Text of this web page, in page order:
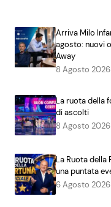
Arriva Milo
agosto: nuovi
Away
8 Agosto 2026
La ruota della
di ascolti
8 Agosto 2026
La Ruota della
una puntata
6 Agosto 2026